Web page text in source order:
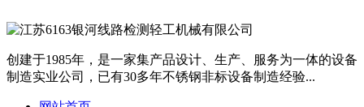
创建于1985年，是一家集产品设计、生产、服务为一体的设备
制造实业公司，已有30多年不锈钢非标设备制造经验...